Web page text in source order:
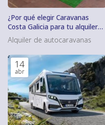
¿Por qué elegir Caravanas
Costa Galicia para tu alquiler
de caravana?
Alquiler de autocaravanas
14
abr